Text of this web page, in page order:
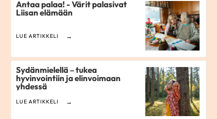
Antaa palaa! - Värit palasivat
Liisan elämään
LUE ARTIKKELI
Sydänmielellä – tukea
hyvinvointiin ja elinvoimaan
yhdessä
LUE ARTIKKELI